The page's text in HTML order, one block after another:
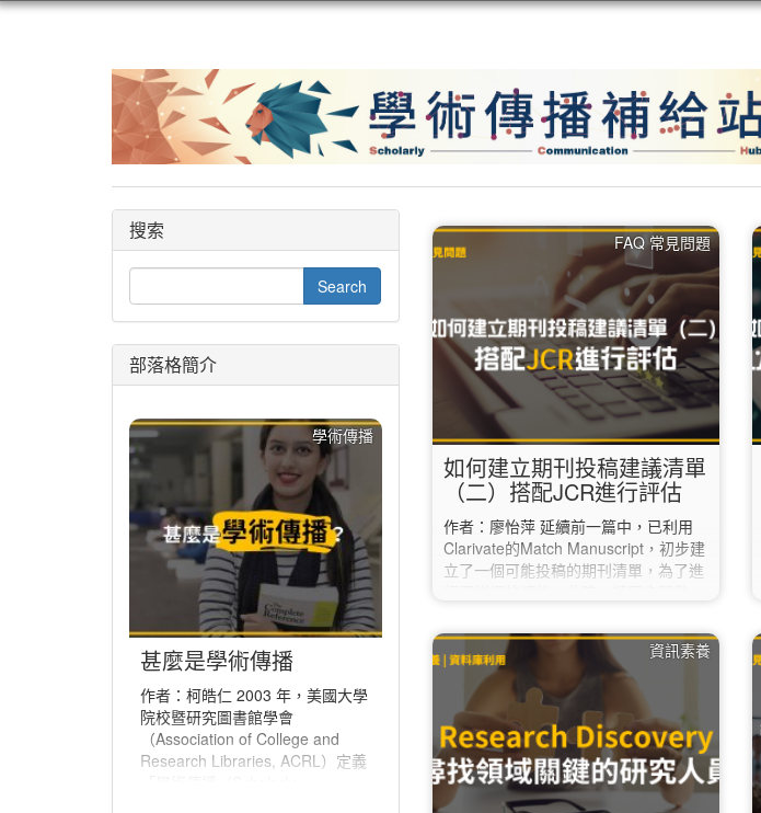
FAQ 常見問題
如何建立期刊投稿建議清單
（二）搭配JCR進行評估
作者：廖怡萍 延續前一篇中，已利用
Clarivate的Match Manuscript，初步建
立了一個可能投稿的期刊清單，為了進
點選上方的「Journals」項目。 2. 點
開視窗左方的「Filter」，選取第一項的
「Journals」。 3. 於右側的
「Journals」對話框中，逐筆輸入之前
在「Match Manuscript」建議清單中挑
選的期刊，再點選下方的「Apply」。
…
資訊素養
搜索
部落格簡介
學術傳播
甚麼是學術傳播
作者：柯皓仁 2003 年，美國大學
院校暨研究圖書館學會
（Association of College and
Research Libraries, ACRL）定義